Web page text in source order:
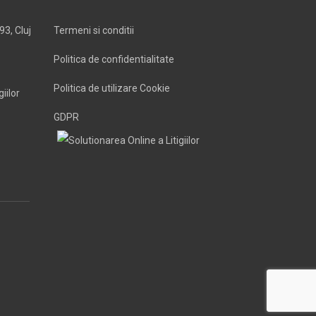
Cluj
Termeni si conditii
Politica de confidentialitate
Politica de utilizare Cookie
GDPR